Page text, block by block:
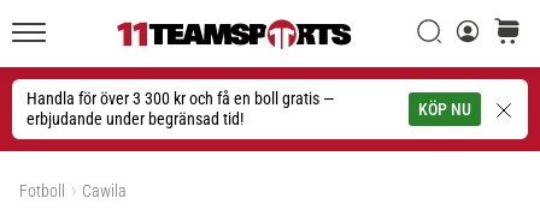
Handla för över 3 300 kr och få en boll gratis —
erbjudande under begränsad tid!
KÖP NU
Sök
Sök
1. 7. 2025
•
1 min. läsning
Play
for
Fotboll Cawila
Filtr
Kön
Produktkategori
Visa produkter